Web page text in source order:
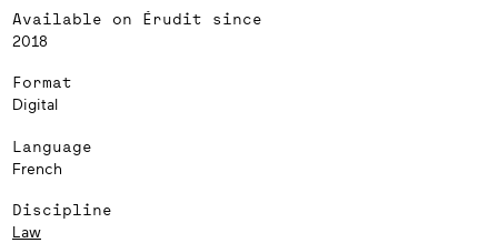
Available on Érudit since
2018
Format
Digital
Language
French
Discipline
Law